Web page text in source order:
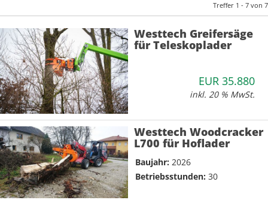
Treffer 1 - 7 von 7
Westtech Greifersäge
für Teleskoplader
EUR 35.880
inkl. 20 % MwSt.
Westtech Woodcracker
L700 für Hoflader
Baujahr: 2026
Betriebsstunden: 30